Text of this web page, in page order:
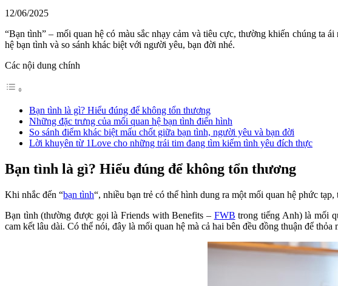
12/06/2025
“Bạn tình” – mối quan hệ có màu sắc nhạy cảm và tiêu cực, thường khiến chúng ta
hệ bạn tình và so sánh khác biệt với người yêu, bạn đời nhé.
Các nội dung chính
Bạn tình là gì? Hiểu đúng để không tổn thương
Những đặc trưng của mối quan hệ bạn tình điển hình
So sánh điểm khác biệt mấu chốt giữa bạn tình, người yêu và bạn đời
Lời khuyên từ 1Love cho những trái tim đang tìm kiếm tình yêu đích thực
Bạn tình là gì? Hiểu đúng để không tổn thương
Khi nhắc đến “bạn tình“, nhiều bạn trẻ có thể hình dung ra một mối quan hệ phức
Bạn tình (thường được gọi là Friends with Benefits – FWB trong tiếng Anh) là mối
cam kết lâu dài. Có thể nói, đây là mối quan hệ mà cả hai bên đều đồng thuận để